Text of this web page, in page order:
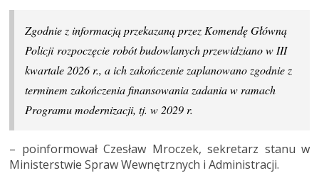
Zgodnie z informacją przekazaną przez Komendę Główną
Policji rozpoczęcie robót budowlanych przewidziano w III
kwartale 2026 r., a ich zakończenie zaplanowano zgodnie z
terminem zakończenia finansowania zadania w ramach
Programu modernizacji, tj. w 2029 r.
– poinformował Czesław Mroczek, sekretarz stanu w
Ministerstwie Spraw Wewnętrznych i Administracji.